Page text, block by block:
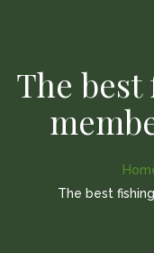
The
The best